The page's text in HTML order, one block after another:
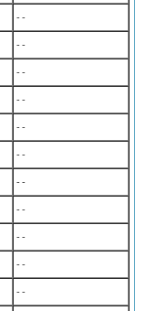
--
--
--
--
--
--
--
--
--
--
--